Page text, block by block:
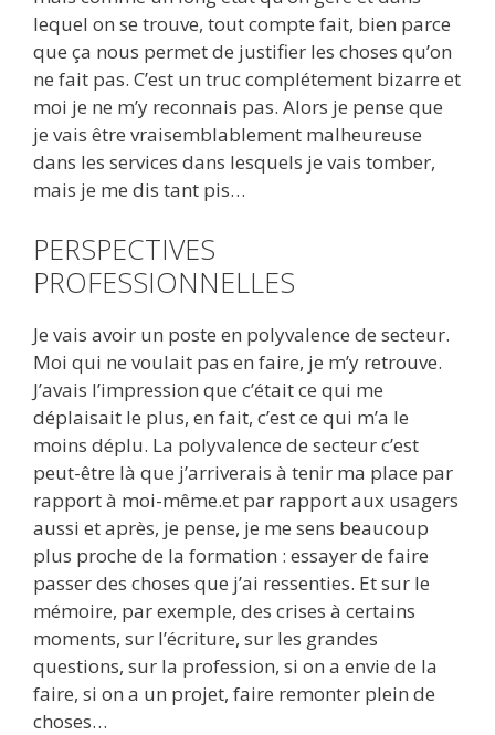
lequel on se trouve, tout compte fait, bien parce
que ça nous permet de justifier les choses qu’on
ne fait pas. C’est un truc complétement bizarre et
moi je ne m’y reconnais pas. Alors je pense que
je vais être vraisemblablement malheureuse
dans les services dans lesquels je vais tomber,
mais je me dis tant pis…
PERSPECTIVES
PROFESSIONNELLES
Je vais avoir un poste en polyvalence de secteur.
Moi qui ne voulait pas en faire, je m’y retrouve.
J’avais l’impression que c’était ce qui me
déplaisait le plus, en fait, c’est ce qui m’a le
moins déplu. La polyvalence de secteur c’est
peut-être là que j’arriverais à tenir ma place par
rapport à moi-même.et par rapport aux usagers
aussi et après, je pense, je me sens beaucoup
plus proche de la formation : essayer de faire
passer des choses que j’ai ressenties. Et sur le
mémoire, par exemple, des crises à certains
moments, sur l’écriture, sur les grandes
questions, sur la profession, si on a envie de la
faire, si on a un projet, faire remonter plein de
choses…